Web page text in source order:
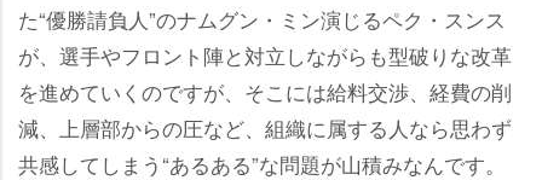
た“優勝請負人”のナムグン・ミン演じるペク・スンス
が、選手やフロント陣と対立しながらも型破りな改革
を進めていくのですが、そこには給料交渉、経費の削
減、上層部からの圧など、組織に属する人なら思わず
共感してしまう“あるある”な問題が山積みなんです。